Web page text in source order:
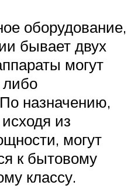
оборудование,
бывает двух
могут
назначению,
из
могут
к бытовому
классу.